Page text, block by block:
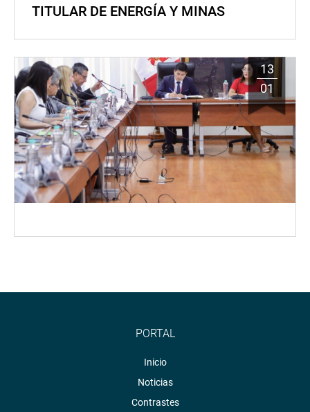
TITULAR DE ENERGÍA Y MINAS
13
01
PORTAL
Inicio
Noticias
Contrastes